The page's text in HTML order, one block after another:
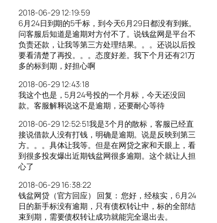
2018-06-29 12:19:59
6月24日到期的5千标，到今天6月29日都没有到账。
问客服后知道是逾期对方付不了。说钱盆网是平台不
负责还款，让我等第三方处理结果。。。还说以后投
要看清楚了再投。。。态度好差。我下个月还有21万
多的标到期，好担心啊
2018-06-29 12:43:18
我这个也是，5月24号投的一个月标，今天还没回
款。客服解释说这不是逾期，还要耐心等待
2018-06-29 12:52:51我是3个月的散标，客服已经直
接说借款人没有打钱，明确是逾期。说是反映到第三
方。。。具体让我等。但是在网贷之家和天眼上，看
到很多投友爆出近期钱盆网很多逾期。这个就让人担
心了
2018-06-29 16:38:22
钱盆网贷（官方回应） 回复： 您好，经核实，6月24
日的新手标没有逾期，只有债权转让中，标的全部结
束到期，需要债权转让成功就能完全退出去。